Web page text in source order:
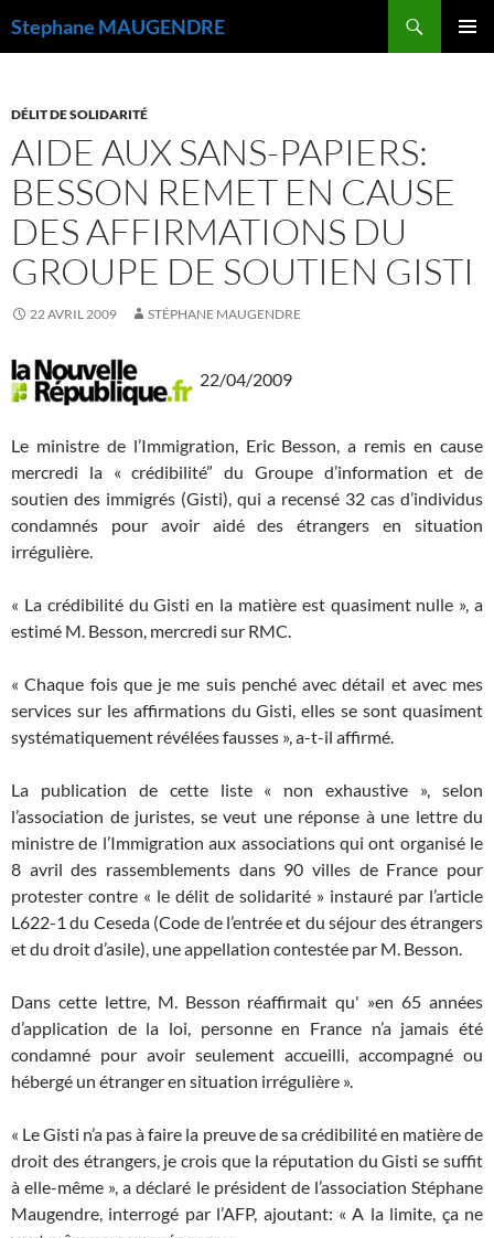
Stephane MAUGENDRE
DÉLIT DE SOLIDARITÉ
AIDE AUX SANS-PAPIERS:
BESSON REMET EN CAUSE
DES AFFIRMATIONS DU
GROUPE DE SOUTIEN GISTI
22 AVRIL 2009 STÉPHANE MAUGENDRE
22/04/2009
Le ministre de l’Immigration, Eric Besson, a remis en cause
mercredi la « crédibilité” du Groupe d’information et de
soutien des immigrés (Gisti), qui a recensé 32 cas d’individus
condamnés pour avoir aidé des étrangers en situation
irrégulière.
« La crédibilité du Gisti en la matière est quasiment nulle », a
estimé M. Besson, mercredi sur RMC.
« Chaque fois que je me suis penché avec détail et avec mes
services sur les affirmations du Gisti, elles se sont quasiment
systématiquement révélées fausses », a-t-il affirmé.
La publication de cette liste « non exhaustive », selon
l’association de juristes, se veut une réponse à une lettre du
ministre de l’Immigration aux associations qui ont organisé le
8 avril des rassemblements dans 90 villes de France pour
protester contre « le délit de solidarité » instauré par l’article
L622-1 du Ceseda (Code de l’entrée et du séjour des étrangers
et du droit d’asile), une appellation contestée par M. Besson.
Dans cette lettre, M. Besson réaffirmait qu' »en 65 années
d’application de la loi, personne en France n’a jamais été
condamné pour avoir seulement accueilli, accompagné ou
hébergé un étranger en situation irrégulière ».
« Le Gisti n’a pas à faire la preuve de sa crédibilité en matière de
droit des étrangers, je crois que la réputation du Gisti se suffit
à elle-même », a déclaré le président de l’association Stéphane
Maugendre, interrogé par l’AFP, ajoutant: « A la limite, ça ne